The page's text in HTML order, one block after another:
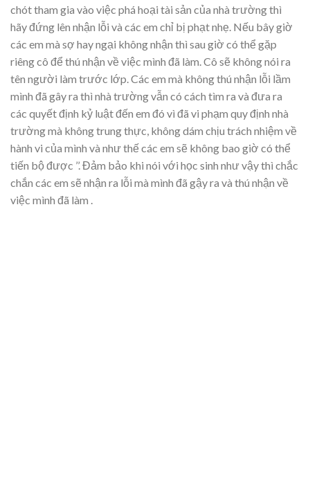
chót tham gia vào việc phá hoại tài sản của nhà trường thì
hãy đứng lên nhận lỗi và các em chỉ bị phạt nhẹ. Nếu bây giờ
các em mà sợ hay ngại không nhận thì sau giờ có thể gặp
riêng cô để thú nhận về việc mình đã làm. Cô sẽ không nói ra
tên người làm trước lớp. Các em mà không thú nhận lỗi lầm
mình đã gây ra thì nhà trường vẫn có cách tìm ra và đưa ra
các quyết định kỷ luật đến em đó vì đã vi phạm quy định nhà
trường mà không trung thực, không dám chịu trách nhiệm về
hành vi của mình và như thế các em sẽ không bao giờ có thể
tiến bộ được ’’. Đảm bảo khi nói với học sinh như vậy thì chắc
chắn các em sẽ nhận ra lỗi mà mình đã gậy ra và thú nhận về
việc mình đã làm .